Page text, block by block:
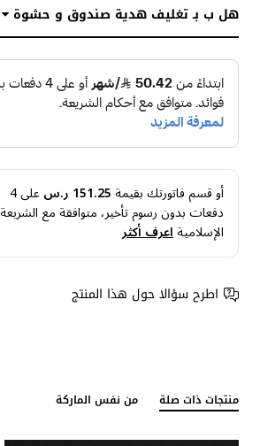
هل ب بـ تغليف هدية صندوق و حشوة
أو قسم فاتورتك بقيمة 151.25 ر.س على4
دفعات بدون رسوم تأخير، متوافقة مع الشريعة
الإسلاميةاعرف أكثر
اطرح سؤالا حول هذا المنتج
منتجات ذات صلة من نفس الماركة